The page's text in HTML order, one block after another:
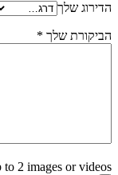
הדירוג שלך
הביקורת שלך *
to 2 images or videos